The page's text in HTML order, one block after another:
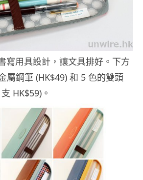
寫用具設計，讓文具排好。下方
屬鋼筆 (HK$49) 和 5 色的雙頭
HK$59)。